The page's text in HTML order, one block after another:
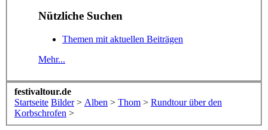
Nützliche Suchen
Themen mit aktuellen Beiträgen
Mehr...
festivaltour.de
Startseite Bilder > Alben > Thom > Rundtour über den
Korbschrofen >